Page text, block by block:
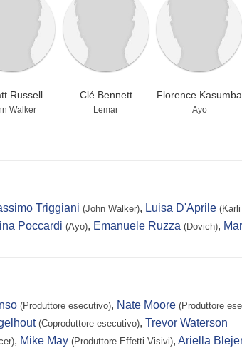
Russell
Walker
Clé Bennett
Lemar
Florence Kasumba
Ayo
Triggiani (John Walker), Luisa D'Aprile (Karli
Poccardi (Ayo), Emanuele Ruzza (Dovich),
(Produttore esecutivo), Nate Moore (Produttore
(Coproduttore esecutivo), Trevor Waterson
, Mike May (Produttore Effetti Visivi), Ariella